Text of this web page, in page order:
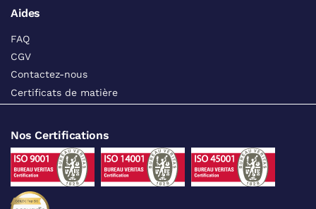
Aides
FAQ
CGV
Contactez-nous
Certificats de matière
Nos Certifications